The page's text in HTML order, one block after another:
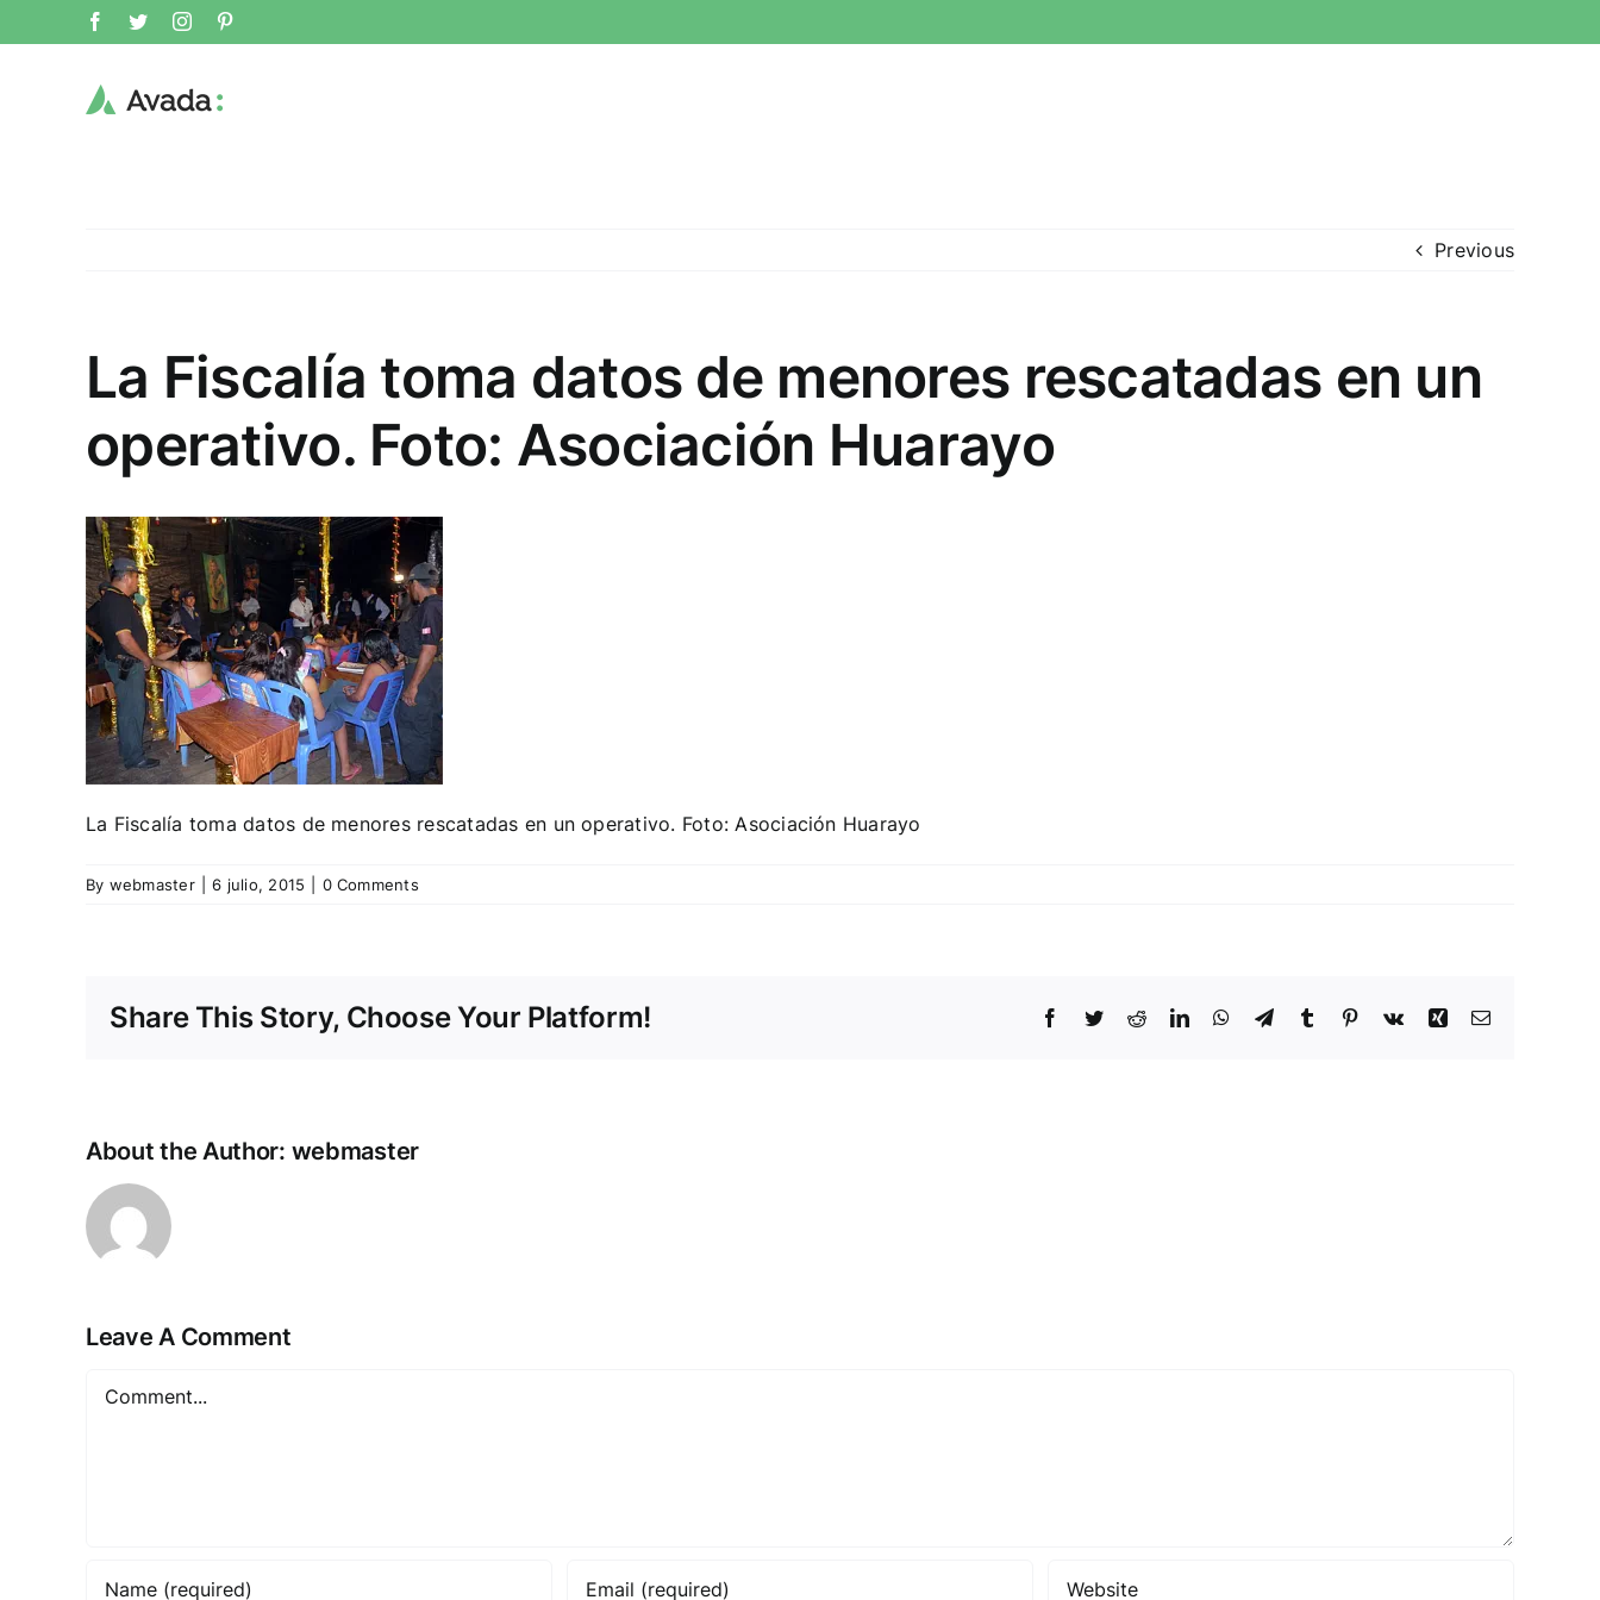
to
Facebook
TwitterInstagram
Previous
La Fiscalía toma datos de menores rescatadas en un
operativo. Foto: Asociación Huarayo
La Fiscalía toma datos de menores rescatadas en un operativo. Foto: Asociación Huarayo
By webmaster 6 julio, 2015 0 Comments
Share This Story, Choose Your Platform! Facebook
TwitterRedditLinkedInWhatsApp
TelegramTumblr Pinterest
Vk Xing Email
About the Author: webmaster
Leave A Comment
Comment